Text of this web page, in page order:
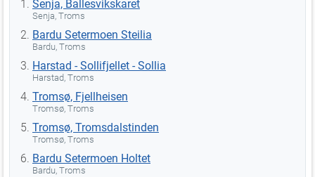
Senja, Ballesvikskaret
Senja, Troms
Bardu Setermoen Steilia
Bardu, Troms
Harstad - Sollifjellet - Sollia
Harstad, Troms
Tromsø, Fjellheisen
Tromsø, Troms
Tromsø, Tromsdalstinden
Tromsø, Troms
Bardu Setermoen Holtet
Bardu, Troms